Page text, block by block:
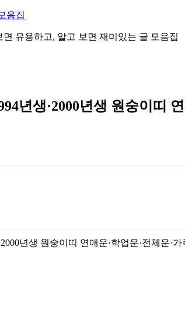
음집
유용하고, 알고 보면 재미있는 글 모음집
년생·2000년생 원숭이띠